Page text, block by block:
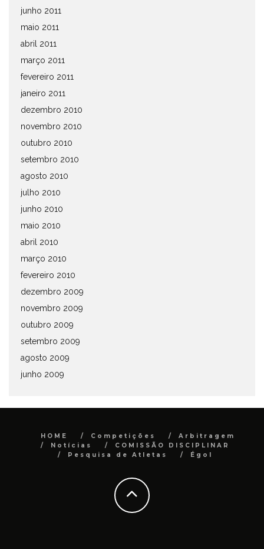
junho 2011
maio 2011
abril 2011
março 2011
fevereiro 2011
janeiro 2011
dezembro 2010
novembro 2010
outubro 2010
setembro 2010
agosto 2010
julho 2010
junho 2010
maio 2010
abril 2010
março 2010
fevereiro 2010
dezembro 2009
novembro 2009
outubro 2009
setembro 2009
agosto 2009
junho 2009
HOME Competições
Arbitragem
Notícias
COMISSÃO DISCIPLINAR
Pesquisa de Atletas
Égol